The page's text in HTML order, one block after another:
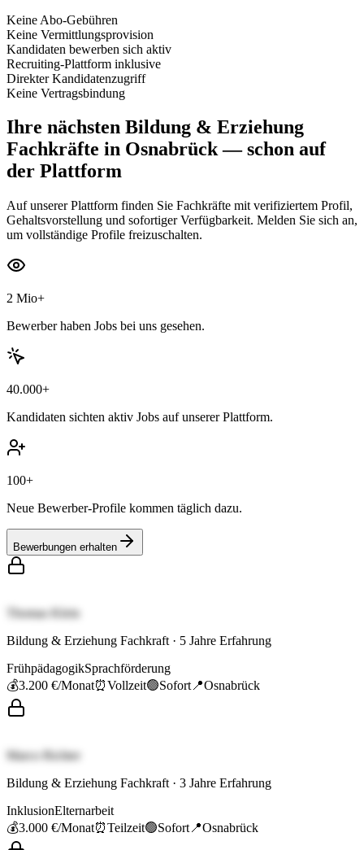
Keine Abo-Gebühren
Keine Vermittlungsprovision
Kandidaten bewerben sich aktiv
Recruiting-Plattform inklusive
Direkter Kandidatenzugriff
Keine Vertragsbindung
Ihre nächsten Bildung & Erziehung
Fachkräfte in Osnabrück— schon auf
der Plattform
Auf unserer Plattform finden Sie Fachkräfte mit verifiziertem Profil,
Gehaltsvorstellung und sofortiger Verfügbarkeit. Melden Sie sich an,
um vollständige Profile freizuschalten.
2 Mio+
Bewerber haben Jobs bei uns gesehen.
40.000+
Kandidaten sichten aktiv Jobs auf unserer Plattform.
100+
Neue Bewerber-Profile kommen täglich dazu.
Bewerbungen erhalten
Thomas Klein
Bildung & Erziehung Fachkraft · 5 Jahre Erfahrung
FrühpädagogikSprachförderung
💰3.200 €/Monat⏰Vollzeit🟢Sofort 📍Osnabrück
Marco Richter
Bildung & Erziehung Fachkraft · 3 Jahre Erfahrung
InklusionElternarbeit
💰3.000 €/Monat⏰Teilzeit🟢Sofort 📍Osnabrück